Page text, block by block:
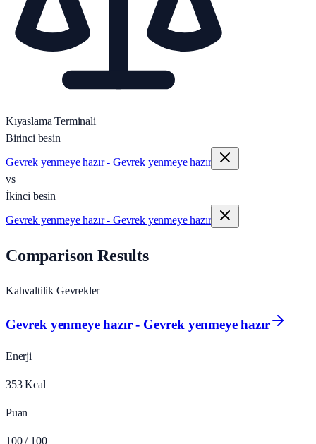
Kıyaslama Terminali
Birinci besin
Gevrek yenmeye hazır - Gevrek yenmeye hazır
vs
İkinci besin
Gevrek yenmeye hazır - Gevrek yenmeye hazır
Comparison Results
Kahvaltilik Gevrekler
Gevrek yenmeye hazır - Gevrek yenmeye hazır
Enerji
353 Kcal
Puan
100 / 100